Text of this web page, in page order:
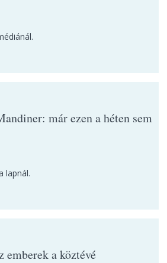
már ezen a héten sem
lapnál.
a köztévé